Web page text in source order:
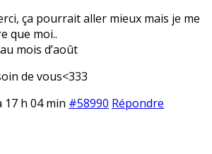
ça pourrait aller mieux mais je me
que moi..
mois d’août
de vous<333
17 h 04 min #58990 Répondre